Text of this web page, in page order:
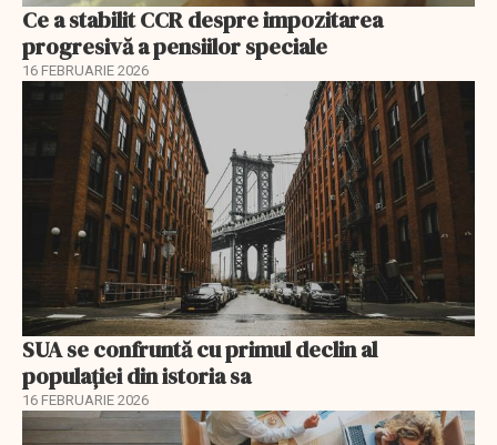
Ce a stabilit CCR despre impozitarea
progresivă a pensiilor speciale
16 FEBRUARIE 2026
SUA se confruntă cu primul declin al
populației din istoria sa
16 FEBRUARIE 2026